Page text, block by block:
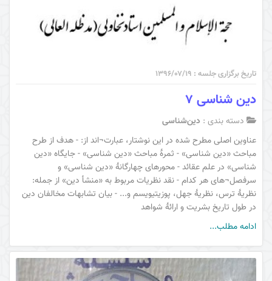
تاریخ برگزاری جلسه : ۱۳۹۶/۰۷/۱۹
دین شناسی 7
دسته بندی : دین‌شناسی
عناوین اصلی مطرح شده در این نوشتار، عبارت¬اند از: - هدف از طرح
مباحث «دین شناسی» - ثمرۀ مباحث «دین شناسی» - جایگاه «دین
شناسی» در علم عقائد - محورهای چهارگانۀ «دین شناسی» و
سرفصل¬های هر کدام - نقد نظریات مربوط به «منشأ دین» از جمله:
نظریۀ ترس، نظریۀ جهل، پوزیتیویسم و... - بیان تشابهات مخالفان دین
در طول تاریخ بشریت و ارائۀ شواهد
ادامه مطلب...